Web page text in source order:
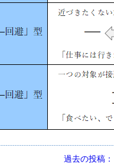
過去の投稿：